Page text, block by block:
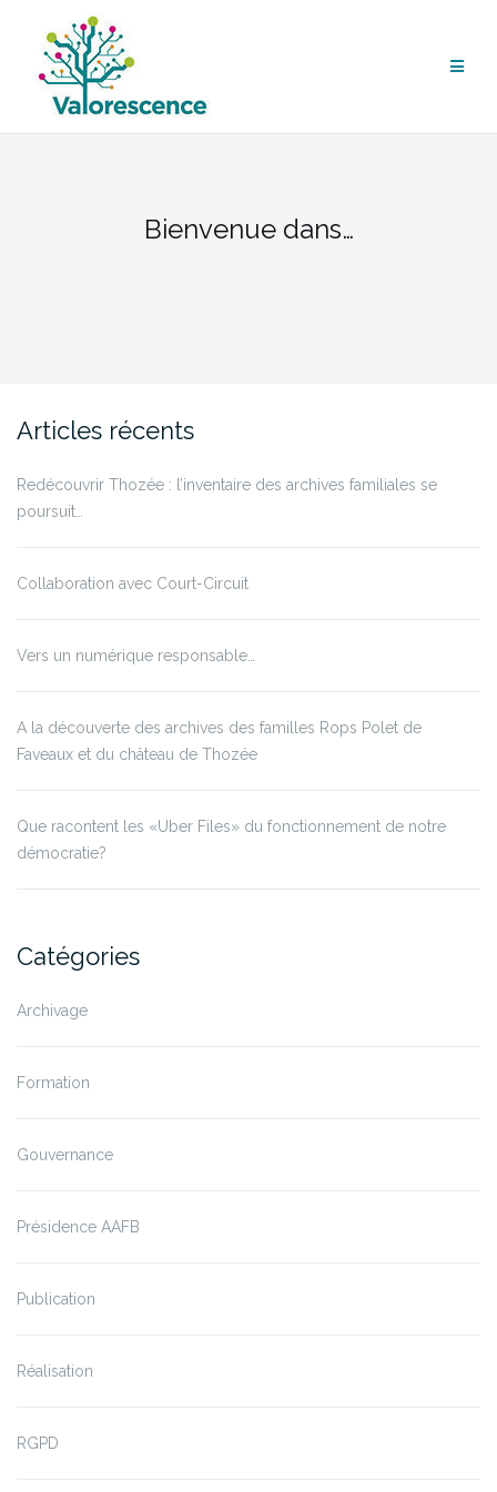
contenu
Bienvenue dans…
Articles récents
Redécouvrir Thozée : l’inventaire des archives familiales se
poursuit…
Collaboration avec Court-Circuit
Vers un numérique responsable…
A la découverte des archives des familles Rops Polet de
Faveaux et du château de Thozée
Que racontent les «Uber Files» du fonctionnement de notre
démocratie?
Catégories
Archivage
Formation
Gouvernance
Présidence AAFB
Publication
Réalisation
RGPD